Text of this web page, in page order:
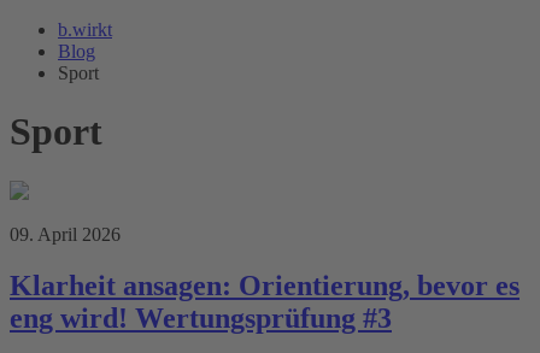
b.wirkt
Blog
Sport
Sport
09. April 2026
Klarheit ansagen: Orientierung, bevor es
eng wird! Wertungsprüfung #3